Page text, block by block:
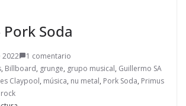
Soda
2022
1 comentario
, Billboard, grunge, grupo musical, Guillermo SA
Claypool, música, nu metal, Pork Soda, Primus
rock